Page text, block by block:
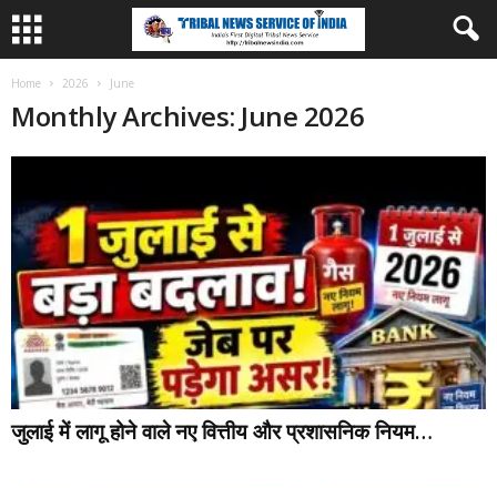
Home 2026 June
Monthly Archives: June 2026
जुलाई में लागू होने वाले नए वित्तीय और प्रशासनिक नियम…